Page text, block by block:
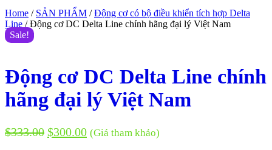
Home / SẢN PHẨM /Động cơ có bộ điều khiển tích hợp Delta
Line / Động cơ DC Delta Line chính hãng đại lý Việt Nam
Sale!
Động cơ DC Delta Line chính
hãng đại lý Việt Nam
$333.00 $300.00 (Giá tham khảo)